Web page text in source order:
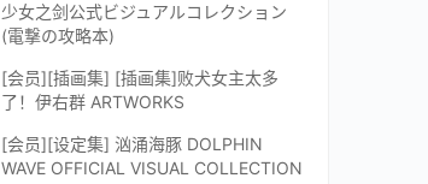
少女之剑公式ビジュアルコレクション
(電撃の攻略本)
[会员][插画集] [插画集]败犬女主太多
了！伊右群 ARTWORKS
[会员][设定集] 汹涌海豚 DOLPHIN
WAVE OFFICIAL VISUAL COLLECTION